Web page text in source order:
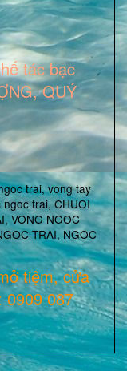
tác bạc
QUÝ
trai,vong tay
ngoc trai, CHUOI
,VONG NGOC
TRAI,NGOC
tiệm, cửa
0909 087